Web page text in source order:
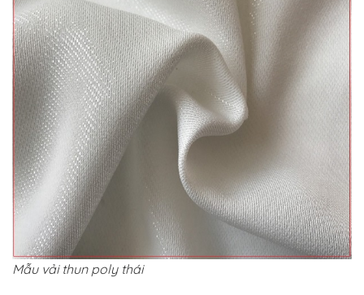
Mẫu vải thun poly thái